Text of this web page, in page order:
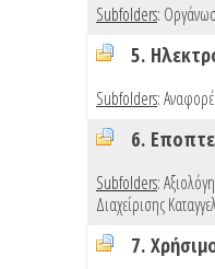
Subfolders:
5.
Subfolders:
6.
Subfolders:
Διαχείρισης
7.